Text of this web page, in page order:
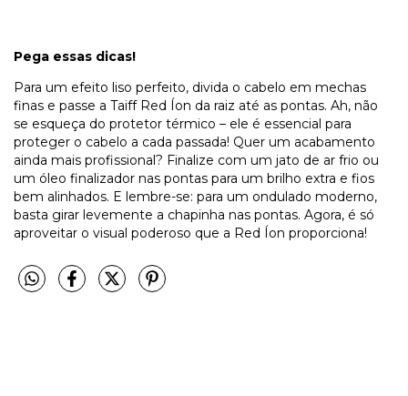
Pega essas dicas!
Para um efeito liso perfeito, divida o cabelo em mechas
finas e passe a Taiff Red Íon da raiz até as pontas. Ah, não
se esqueça do protetor térmico – ele é essencial para
proteger o cabelo a cada passada! Quer um acabamento
ainda mais profissional? Finalize com um jato de ar frio ou
um óleo finalizador nas pontas para um brilho extra e fios
bem alinhados. E lembre-se: para um ondulado moderno,
basta girar levemente a chapinha nas pontas. Agora, é só
aproveitar o visual poderoso que a Red Íon proporciona!